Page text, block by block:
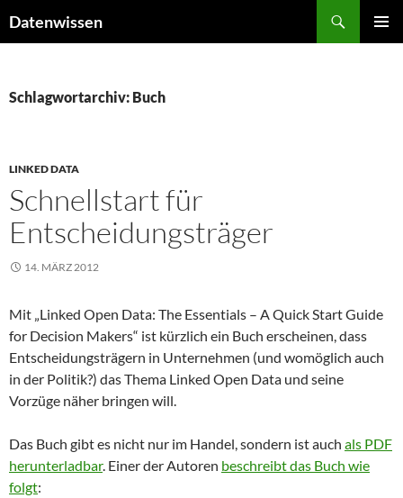
Inhalt
Datenwissen
Schlagwortarchiv: Buch
LINKED DATA
Schnellstart für
Entscheidungsträger
14. MÄRZ 2012
Mit „Linked Open Data: The Essentials – A Quick Start Guide
for Decision Makers“ ist kürzlich ein Buch erscheinen, dass
Entscheidungsträgern in Unternehmen (und womöglich auch
in der Politik?) das Thema Linked Open Data und seine
Vorzüge näher bringen will.
Das Buch gibt es nicht nur im Handel, sondern ist auch als PDF
herunterladbar. Einer der Autoren beschreibt das Buch wie
folgt: